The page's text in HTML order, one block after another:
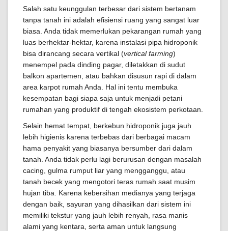
Salah satu keunggulan terbesar dari sistem bertanam
tanpa tanah ini adalah efisiensi ruang yang sangat luar
biasa. Anda tidak memerlukan pekarangan rumah yang
luas berhektar-hektar, karena instalasi pipa hidroponik
bisa dirancang secara vertikal (vertical farming)
menempel pada dinding pagar, diletakkan di sudut
balkon apartemen, atau bahkan disusun rapi di dalam
area karpot rumah Anda. Hal ini tentu membuka
kesempatan bagi siapa saja untuk menjadi petani
rumahan yang produktif di tengah ekosistem perkotaan.
Selain hemat tempat, berkebun hidroponik juga jauh
lebih higienis karena terbebas dari berbagai macam
hama penyakit yang biasanya bersumber dari dalam
tanah. Anda tidak perlu lagi berurusan dengan masalah
cacing, gulma rumput liar yang mengganggu, atau
tanah becek yang mengotori teras rumah saat musim
hujan tiba. Karena kebersihan medianya yang terjaga
dengan baik, sayuran yang dihasilkan dari sistem ini
memiliki tekstur yang jauh lebih renyah, rasa manis
alami yang kentara, serta aman untuk langsung